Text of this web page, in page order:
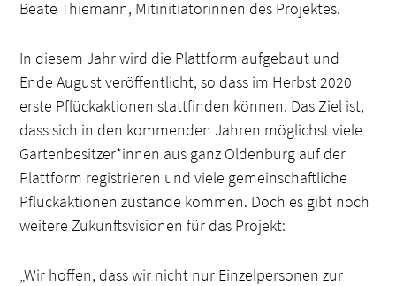
Beate Thiemann, Mitinitiatorinnen des Projektes.
In diesem Jahr wird die Plattform aufgebaut und
Ende August veröffentlicht, so dass im Herbst 2020
erste Pflückaktionen stattfinden können. Das Ziel ist,
dass sich in den kommenden Jahren möglichst viele
Gartenbesitzer*innen aus ganz Oldenburg auf der
Plattform registrieren und viele gemeinschaftliche
Pflückaktionen zustande kommen. Doch es gibt noch
weitere Zukunftsvisionen für das Projekt:
„Wir hoffen, dass wir nicht nur Einzelpersonen zur